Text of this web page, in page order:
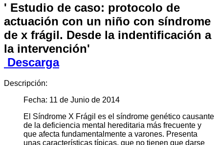
' Estudio de caso: protocolo de
actuación con un niño con síndrome
de x frágil. Desde la indentificación a
la intervención'
Descarga
Descripción:
Fecha: 11 de Junio de 2014
El Síndrome X Frágil es el síndrome genético causante
de la deficiencia mental hereditaria más frecuente y
que afecta fundamentalmente a varones. Presenta
unas características típicas, que no tienen que darse